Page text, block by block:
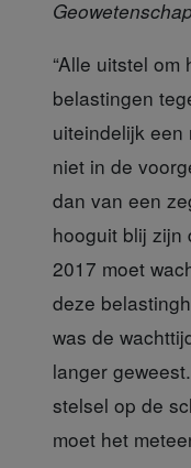
“Alle uitstel om
belastingen
uiteindelijk een
niet in de
dan van een
hooguit blij zijn
2017 moet
deze
was de
langer
stelsel op de
moet het